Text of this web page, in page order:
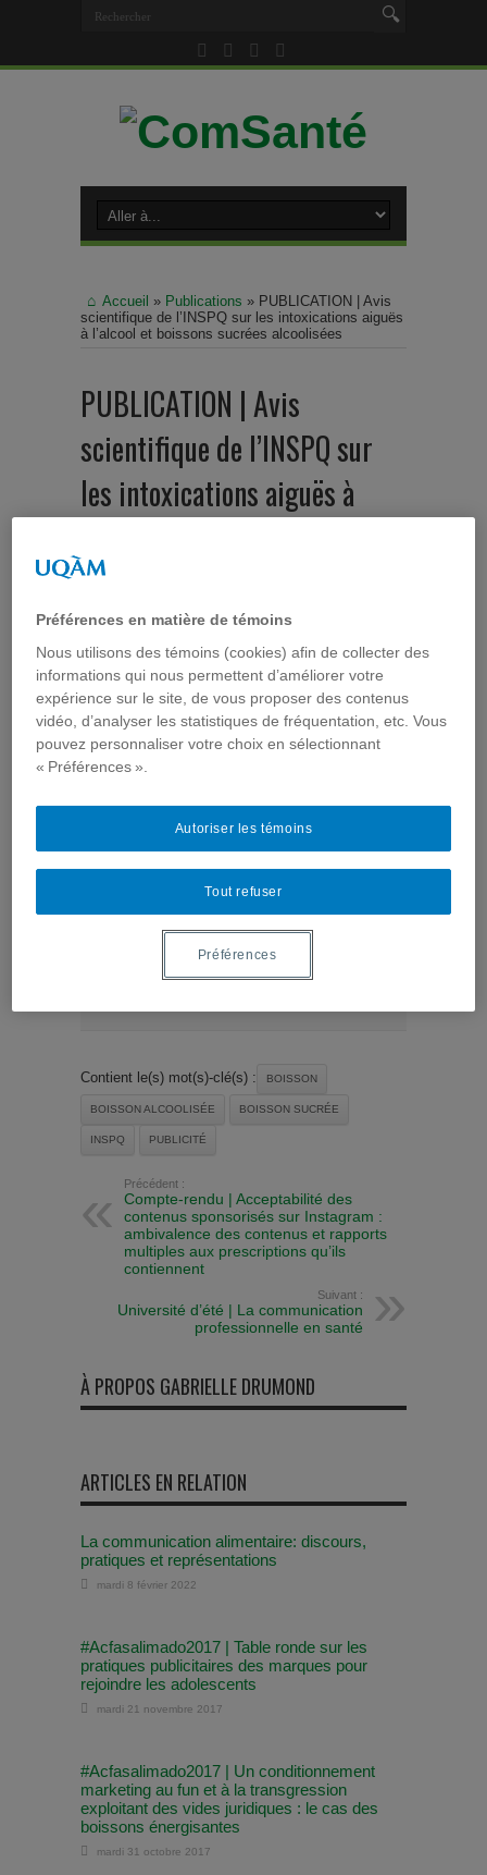
Accueil » Publications » PUBLICATION | Avis
scientifique de l’INSPQ sur les intoxications aiguës
à l’alcool et boissons sucrées alcoolisées
PUBLICATION | Avis
scientifique de l’INSPQ sur
les intoxications aiguës à
alcoolisées
Auteur :Gabrielle Drumond Dans
L’avis scientifique de
l’Institut national de santé publique du Québec
(INSPQ)sur les intoxications aiguës à l’alcool et
boissons sucrées alcoolisées vient de sortir. La
professeure
sur ces produits. Mme. Niquette est professeure au
Le document peut être consulté sur le
l’INSPQ.
Contient le(s) mot(s)-clé(s) : BOISSON
BOISSON ALCOOLISÉE BOISSON SUCRÉE
INSPQ PUBLICITÉ
Précédent :
Compte-rendu | Acceptabilité des
contenus sponsorisés sur Instagram :
ambivalence des contenus et rapports
multiples aux prescriptions qu’ils
contiennent
Suivant :
Université d’été | La communication
professionnelle en santé
À PROPOS GABRIELLE DRUMOND
ARTICLES EN RELATION
La communication alimentaire: discours,
pratiques et représentations
mardi 8 février 2022
#Acfasalimado2017 | Table ronde sur les
pratiques publicitaires des marques pour
rejoindre les adolescents
mardi 21 novembre 2017
#Acfasalimado2017 | Un conditionnement
marketing au fun et à la transgression
exploitant des vides juridiques : le cas des
boissons énergisantes
mardi 31 octobre 2017
Préférences en matière de témoins
Nous utilisons des témoins (cookies) afin de collecter des
informations qui nous permettent d’améliorer votre
expérience sur le site, de vous proposer des contenus
vidéo, d’analyser les statistiques de fréquentation, etc. Vous
pouvez personnaliser votre choix en sélectionnant
« Préférences ».
Tout refuser
Autoriser les témoins
Préférences